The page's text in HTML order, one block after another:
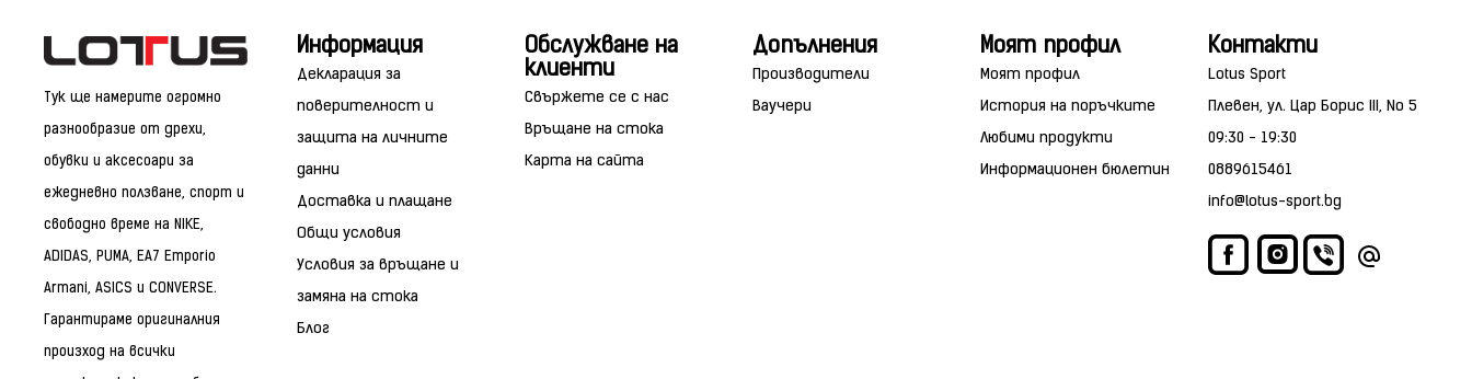
Тук ще намерите огромно
разнообразие от дрехи,
обувки и аксесоари за
ежедневно ползване, спорт и
свободно време на NIKE,
ADIDAS, PUMA, EA7 Emporio
Armani, ASICS и CONVERSE.
Гарантираме оригиналния
произход на всички
Информация
Декларация за
поверителност и
защита на личните
данни
Доставка и плащане
Общи условия
Условия за връщане и
замяна на стока
Блог
Обслужване на
клиенти
Свържете се с нас
Връщане на стока
Карта на сайта
Допълнения
Производители
Ваучери
Моят профил
Моят профил
История на поръчките
Любими продукти
Информационен бюлетин
Контакти
Lotus Sport
Плевен, ул. Цар Борис III, No 5
09:30 - 19:30
0889615461
info@lotus-sport.bg